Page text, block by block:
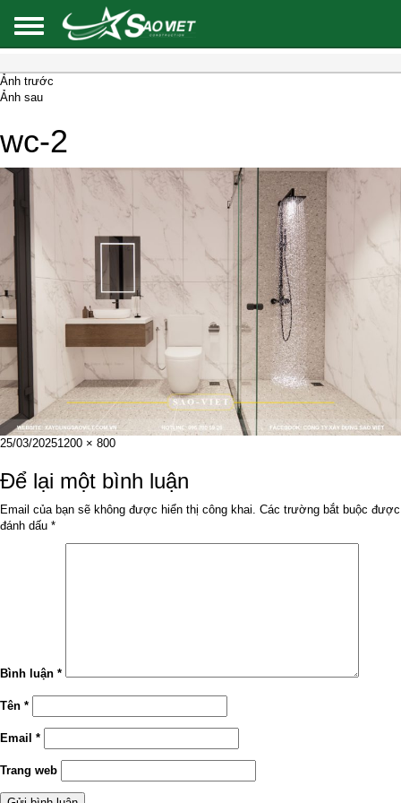
Ảnh trước
Ảnh sau
wc-2
Đăng
ngày
25/03/2025Kích
đầy
đủ
1200 × 800
Để lại một bình luận
Email của bạn sẽ không được hiển thị công khai. Các trường bắt buộc được
đánh dấu *
Bình luận *
Tên *
Email *
Trang web